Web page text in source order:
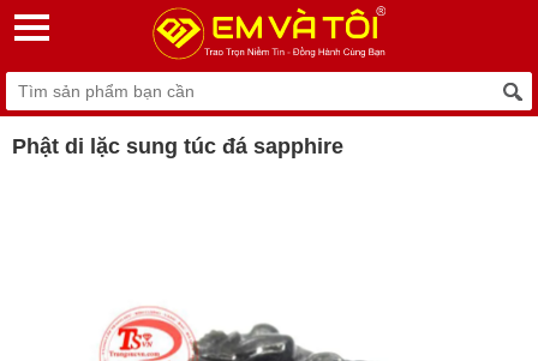
Phật di lặc sung túc đá sapphire